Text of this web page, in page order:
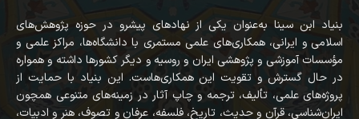
بنیاد ابن سینا به‌عنوان یکی از نهادهای پیشرو در حوزه پژوهش‌های
اسلامی و ایرانی، همکاری‌های علمی مستمری با دانشگاه‌ها، مراکز علمی و
مؤسسات آموزشی و پژوهشی ایران و روسیه و دیگر کشورها داشته و همواره
در حال گسترش و تقویت این همکاری‌هاست. این بنیاد با حمایت از
پروژه‌های علمی، تألیف، ترجمه و چاپ آثار در زمینه‌های متنوعی همچون
ایران‌شناسی، قرآن‌ و حدیث، تاریخ، فلسفه، عرفان و تصوف، هنر و ادبیات،